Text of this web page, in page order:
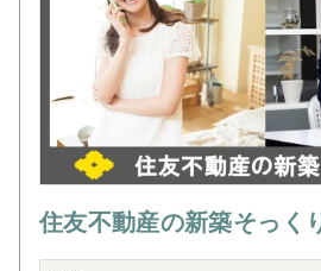
住友不動産の新築そっく